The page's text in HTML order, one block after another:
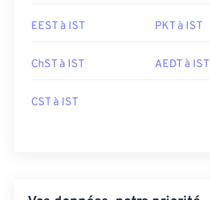
EEST à IST PKT à IST
ChST à IST AEDT à IST
CST à IST